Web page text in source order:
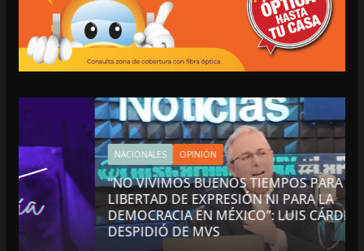
NACIONALES OPINIÓN
“NO VIVIMOS BUENOS TIEMPOS PARA LA
LIBERTAD DE EXPRESIÓN NI PARA LA
DEMOCRACIA EN MÉXICO”: LUIS CÁRDENAS; SE
DESPIDIÓ DE MVS